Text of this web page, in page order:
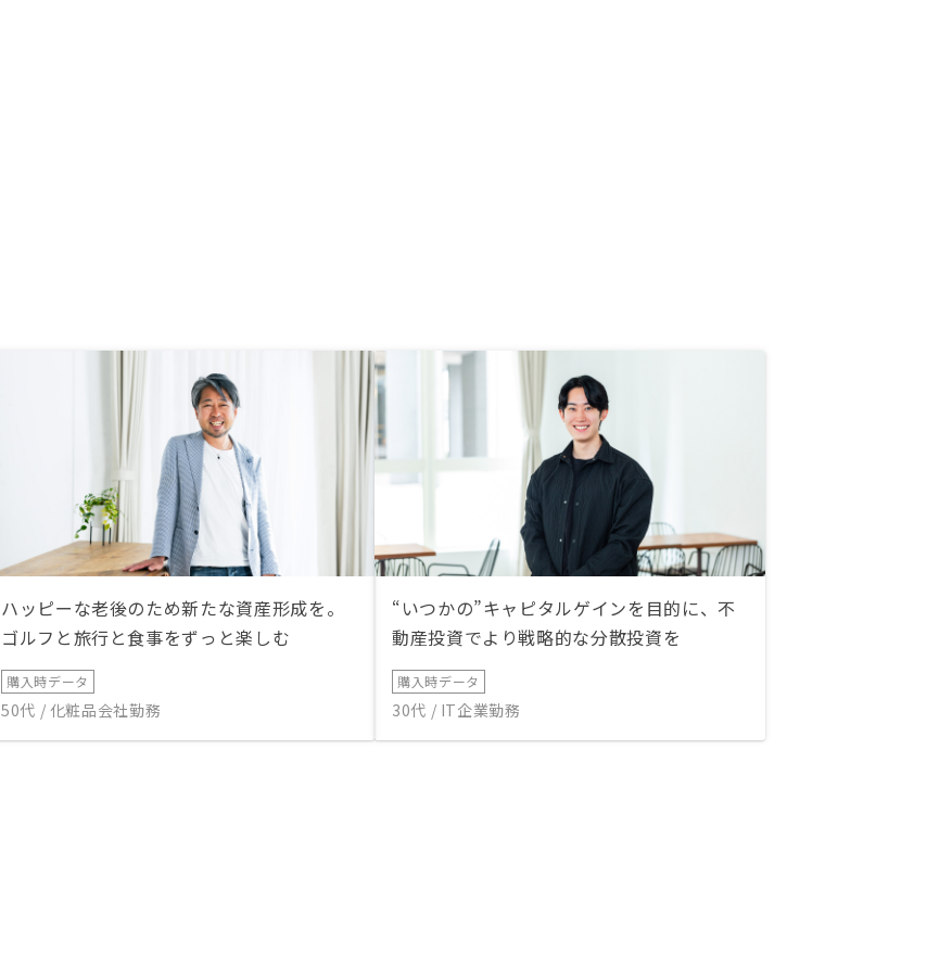
ハッピーな老後のため新たな資産形成を。
ゴルフと旅行と食事をずっと楽しむ
購入時データ
50代 / 化粧品会社勤務
“いつかの”キャピタルゲインを目的に、不
動産投資でより戦略的な分散投資を
購入時データ
30代 / IT企業勤務